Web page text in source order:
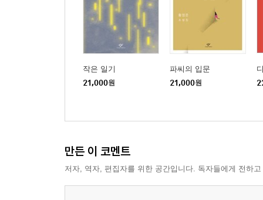
작은 일기
21,000원
파씨의 입문
21,000원
만든 이 코멘트
저자, 역자, 편집자를 위한 공간입니다. 독자들에게 전하